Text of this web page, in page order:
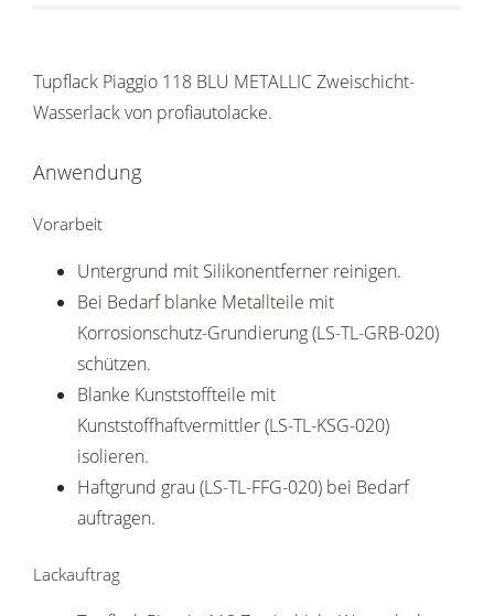
Tupflack Piaggio 118 BLU METALLIC Zweischicht-
Wasserlack von profiautolacke.
Anwendung
Vorarbeit
Untergrund mit Silikonentferner reinigen.
Bei Bedarf blanke Metallteile mit
Korrosionschutz-Grundierung (LS-TL-GRB-020)
schützen.
Blanke Kunststoffteile mit
Kunststoffhaftvermittler (LS-TL-KSG-020)
isolieren.
Haftgrund grau (LS-TL-FFG-020) bei Bedarf
auftragen.
Lackauftrag